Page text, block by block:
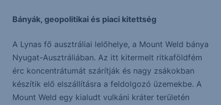
Bányák, geopolitikai és piaci kitettség
A Lynas fő ausztráliai lelőhelye, a Mount Weld bánya
Nyugat-Ausztráliában. Az itt kitermelt ritkaföldfém
érc koncentrátumát szárítják és nagy zsákokban
készítik elő elszállításra a feldolgozó üzemekbe. A
Mount Weld egy kialudt vulkáni kráter területén